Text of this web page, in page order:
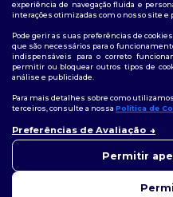
experiência de navegação fluida e
interações otimizadas com o nosso site e
Pode gerir as suas preferências de
que são necessários para o
indispensáveis para o correto
permitir ou bloquear outros tipos de
análise e publicidade.
Para mais detalhes sobre como
terceiros, consulte a nossa Política de
Preferências de Avaliação
Permitir